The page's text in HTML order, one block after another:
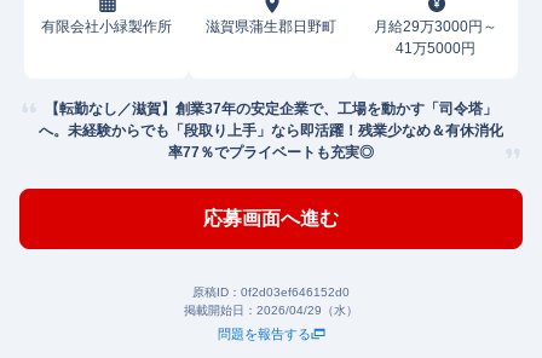
有限会社小緑製作所 滋賀県蒲生郡日野町
月給29万3000円～
41万5000円
【転勤なし／滋賀】創業37年の安定企業で、工場を動かす「司令塔」
へ。未経験からでも「段取り上手」なら即活躍！残業少なめ＆有休消化
率77％でプライベートも充実◎
応募画面へ進む
原稿ID： 0f2d03ef646152d0
掲載開始日： 2026/04/29（水）
問題を報告する